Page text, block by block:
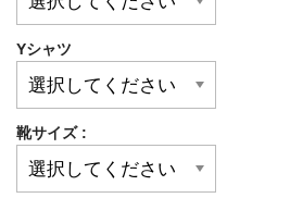
Yシャツ
靴サイズ :